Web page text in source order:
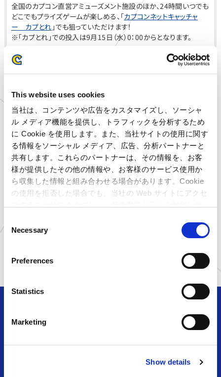
This website uses cookies
当社は、コンテンツや広告をカスタマイズし、ソーシャ
ル メディア機能を提供し、トラフィックを分析するため
に Cookie を使用します。また、当社サイトの使用に関す
る情報をソーシャル メディア、広告、分析パートナーと
共有します。これらのパートナーは、その情報を、お客
様が提供したその他の情報や、お客様のサービス使用か
ら収集した情報と組み合わせる場合があります。Cookie
の使用を拒否した場合でも、当社の Web サイトにアクセ
Necessary
Preferences
Statistics
Marketing
Show details
全国のカプコン直営アミューズメント施設のほか、24時間いつでも
どこでもプライズゲームが楽しめる、「カプコンネットキャッチャ
ー カプとれ 」でも狙っていただけます！
※「カプとれ」での投入は9月15日（水）0：00からとなります。
入荷店舗
東京都
プラサカプコン ミッテン府
中店
神奈川県
プラサカプコン 磯子店
京都府
プラサカプコン 京都店